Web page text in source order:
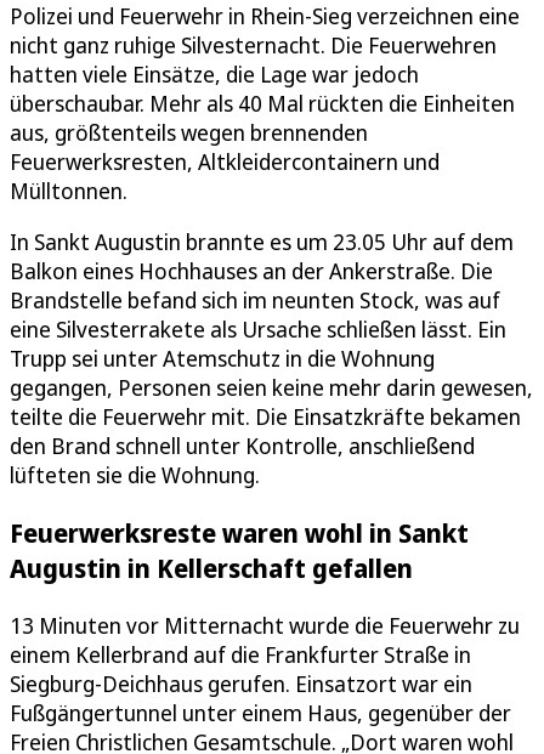
Polizei und Feuerwehr in Rhein-Sieg verzeichnen eine
nicht ganz ruhige Silvesternacht. Die Feuerwehren
hatten viele Einsätze, die Lage war jedoch
überschaubar. Mehr als 40 Mal rückten die Einheiten
aus, größtenteils wegen brennenden
Feuerwerksresten, Altkleidercontainern und
Mülltonnen.
In Sankt Augustin brannte es um 23.05 Uhr auf dem
Balkon eines Hochhauses an der Ankerstraße. Die
Brandstelle befand sich im neunten Stock, was auf
eine Silvesterrakete als Ursache schließen lässt. Ein
Trupp sei unter Atemschutz in die Wohnung
gegangen, Personen seien keine mehr darin gewesen,
teilte die Feuerwehr mit. Die Einsatzkräfte bekamen
den Brand schnell unter Kontrolle, anschließend
lüfteten sie die Wohnung.
Feuerwerksreste waren wohl in Sankt
Augustin in Kellerschaft gefallen
13 Minuten vor Mitternacht wurde die Feuerwehr zu
einem Kellerbrand auf die Frankfurter Straße in
Siegburg-Deichhaus gerufen. Einsatzort war ein
Fußgängertunnel unter einem Haus, gegenüber der
Freien Christlichen Gesamtschule. „Dort waren wohl